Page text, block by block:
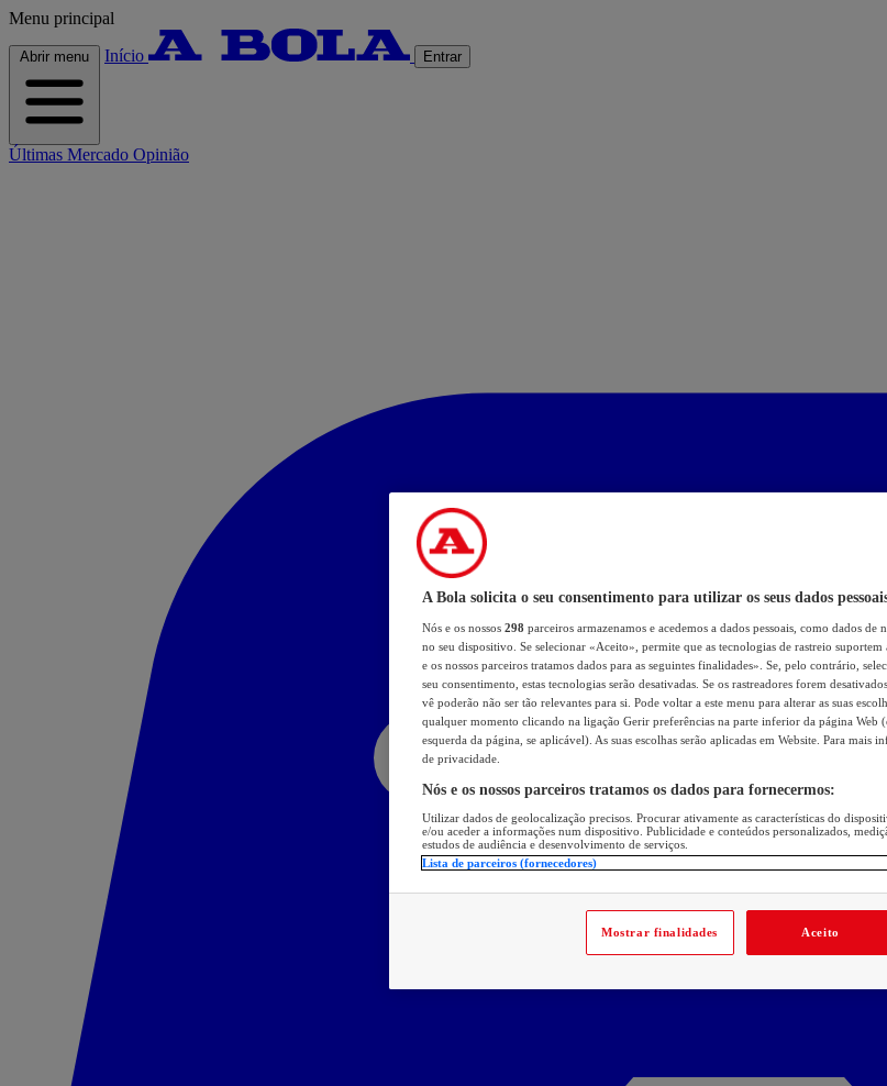
Menu principal
Abrir menu Início Entrar
Últimas Mercado Opinião
A Bola solicita o seu consentimento para utilizar os seus dados
Nós e os nossos 298 parceiros armazenamos e acedemos a dados pessoais, como dados de
no seu dispositivo. Se selecionar «Aceito», permite que as tecnologias de rastreio suportem
e os nossos parceiros tratamos dados para as seguintes finalidades». Se, pelo contrário,
seu consentimento, estas tecnologias serão desativadas. Se os rastreadores forem
vê poderão não ser tão relevantes para si. Pode voltar a este menu para alterar as suas
qualquer momento clicando na ligação Gerir preferências na parte inferior da página Web
esquerda da página, se aplicável). As suas escolhas serão aplicadas em Website. Para mais
de privacidade.
Nós e os nossos parceiros tratamos os dados para fornecermos:
Utilizar dados de geolocalização precisos. Procurar ativamente as características do
e/ou aceder a informações num dispositivo. Publicidade e conteúdos personalizados,
estudos de audiência e desenvolvimento de serviços.
Lista de parceiros (fornecedores)
Mostrar finalidades Aceito